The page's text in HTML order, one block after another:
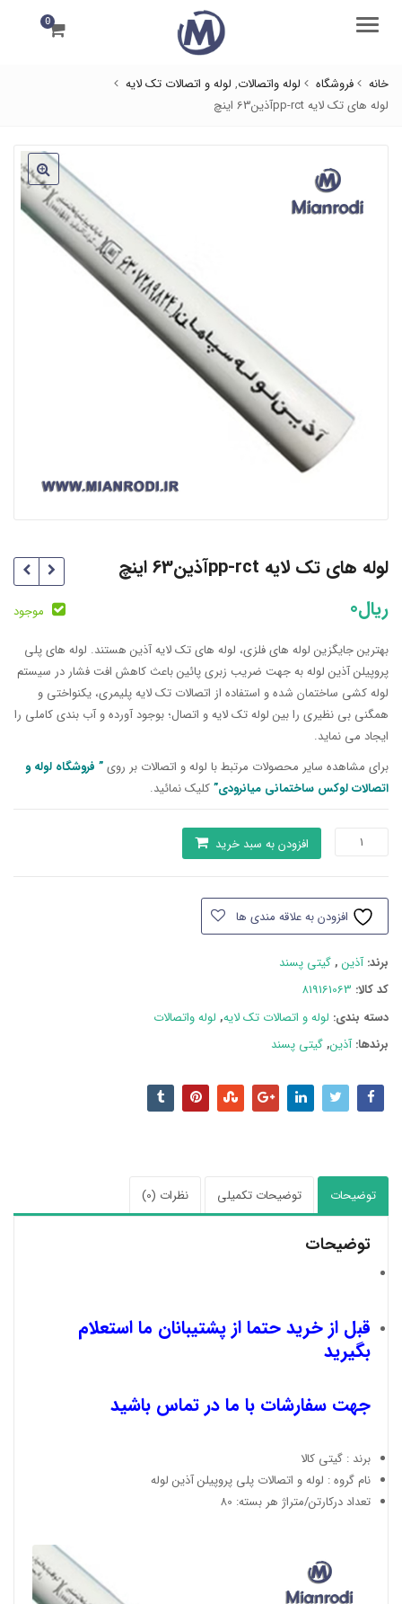
منو 0
خانه فروشگاه لوله واتصالات, لوله و اتصالات تک لایه
لوله های تک لایه pp-rctآذین63 اینچ
لوله های تک لایه pp-rctآذین63 اینچ
ریال0 موجود
بهترین جایگزین لوله های فلزی، لوله های تک لایه آذین هستند. لوله های پلی
پروپیلن آذین لوله به جهت ضریب زبری پائین باعث کاهش افت فشار در سیستم
لوله کشی ساختمان شده و استفاده از اتصالات تک لایه پلیمری، یکنواختی و
همگنی بی نظیری را بین لوله تک لایه و اتصال؛ بوجود آورده و آب بندی کاملی را
ایجاد می نماید.
برای مشاهده سایر محصولات مرتبط با لوله و اتصالات بر روی” فروشگاه لوله و
اتصالات لوکس ساختمانی میانرودی”کلیک نمائید.
لایه
pp-
اینچ
عدد
افزودن به سبد خرید
افزودن به علاقه مندی ها
برند:آذین ,گیتی پسند
کد کالا: 819161063
دسته بند‌ی: لوله و اتصالات تک لایه, لوله واتصالات
برندها:آذین,گیتی پسند
توضیحات توضیحات تکمیلی نظرات (0)
توضیحات
قبل از خرید حتما از پشتیبانان ما استعلام
بگیرید
جهت سفارشات با ما در تماس باشید
برند : گیتی کالا
نام گروه : لوله و اتصالات پلی پروپیلن آذین لوله
تعداد درکارتن/متراژ هر بسته: 80